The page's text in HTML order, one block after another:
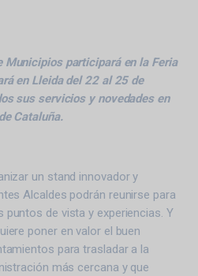
Municipios participará en la Feria
en Lleida del 22 al 25 de
sus servicios y novedades en
Cataluña.
un stand innovador y
Alcaldes podrán reunirse para
de vista y experiencias. Y
poner en valor el buen
para trasladar a la
más cercana y que